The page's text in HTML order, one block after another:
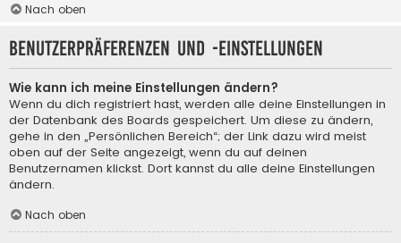
Nach oben
Benutzerpräferenzen und -einstellungen
Wie kann ich meine Einstellungen ändern?
Wenn du dich registriert hast, werden alle deine Einstellungen in
der Datenbank des Boards gespeichert. Um diese zu ändern,
gehe in den „Persönlichen Bereich“; der Link dazu wird meist
oben auf der Seite angezeigt, wenn du auf deinen
Benutzernamen klickst. Dort kannst du alle deine Einstellungen
ändern.
Nach oben